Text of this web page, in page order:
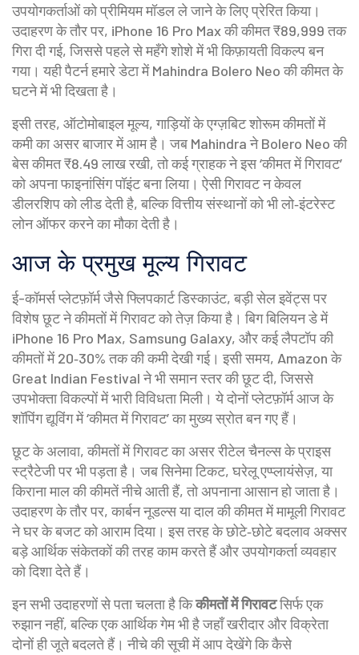
उपयोगकर्ताओं को प्रीमियम मॉडल ले जाने के लिए प्रेरित किया।
उदाहरण के तौर पर, iPhone 16 Pro Max की कीमत ₹89,999 तक
गिरा दी गई, जिससे पहले से महँगे शोशे में भी किफ़ायती विकल्प बन
गया। यही पैटर्न हमारे डेटा में Mahindra Bolero Neo की कीमत के
घटने में भी दिखता है।
इसी तरह, ऑटोमोबाइल मूल्य,गाड़ियों के एग्ज़बिट शोरूम कीमतों में
कमीका असर बाजार में आम है। जब Mahindra ने Bolero Neo की
बेस कीमत ₹8.49 लाख रखी, तो कई ग्राहक ने इस ‘कीमत में गिरावट’
को अपना फाइनांसिंग पॉइंट बना लिया। ऐसी गिरावट न केवल
डीलरशिप को लीड देती है, बल्कि वित्तीय संस्थानों को भी लो‑इंटरेस्ट
लोन ऑफर करने का मौका देती है।
आज के प्रमुख मूल्य गिरावट
ई-कॉमर्स प्लेटफ़ॉर्म जैसेफ्लिपकार्ट डिस्काउंट,बड़ी सेल इवेंट्स पर
विशेष छूटने कीमतों में गिरावट को तेज़ किया है। बिग बिलियन डे में
iPhone 16 Pro Max, Samsung Galaxy, और कई लैपटॉप की
कीमतों में 20‑30% तक की कमी देखी गई। इसी समय, Amazon के
Great Indian Festival ने भी समान स्तर की छूट दी, जिससे
उपभोक्ता विकल्पों में भारी विविधता मिली। ये दोनों प्लेटफ़ॉर्म आज के
शॉपिंग द्यूविंग में ‘कीमत में गिरावट’ का मुख्य स्रोत बन गए हैं।
छूट के अलावा, कीमतों में गिरावट का असर रीटेल चैनल्स के प्राइस
स्ट्रैटेजी पर भी पड़ता है। जब सिनेमा टिकट, घरेलू एप्प्लायंसेज़, या
किराना माल की कीमतें नीचे आती हैं, तो अपनाना आसान हो जाता है।
उदाहरण के तौर पर, कार्बन नूडल्स या दाल की कीमत में मामूली गिरावट
ने घर के बजट को आराम दिया। इस तरह के छोटे‑छोटे बदलाव अक्सर
बड़े आर्थिक संकेतकों की तरह काम करते हैं और उपयोगकर्ता व्यवहार
को दिशा देते हैं।
इन सभी उदाहरणों से पता चलता है किकीमतों में गिरावटसिर्फ एक
रुझान नहीं, बल्कि एक आर्थिक गेम भी है जहाँ खरीदार और विक्रेता
दोनों ही जूते बदलते हैं। नीचे की सूची में आप देखेंगे कि कैसे